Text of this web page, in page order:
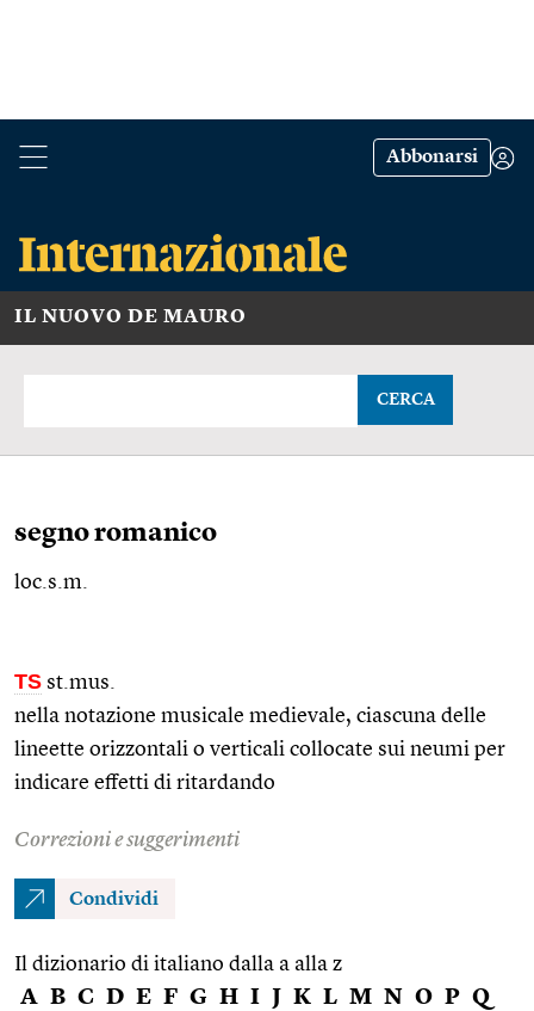
Abbonarsi
IL NUOVO DE MAURO
CERCA
segno romanico
loc.s.m.
TS st.mus.
nella notazione musicale medievale, ciascuna delle
lineette orizzontali o verticali collocate sui neumi per
indicare effetti di ritardando
Correzioni e suggerimenti
Condividi
Il dizionario di italiano dalla a alla z
A B C D E F G H I J K L M N O P Q